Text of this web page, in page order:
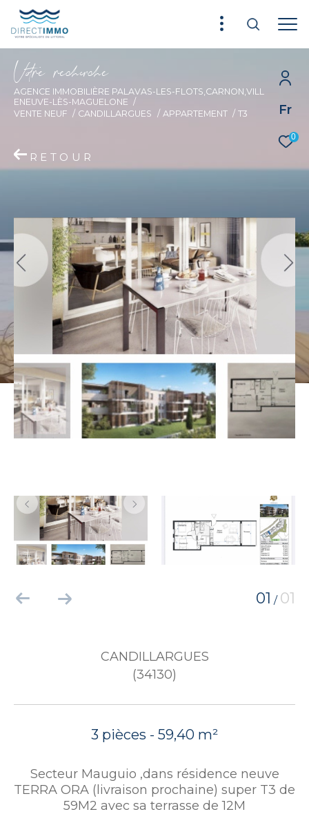
Fr
0
Vore recece
AGENCE IMMOBILIÈRE PALAVAS-LES-FLOTS,CARNON,VILL
ENEUVE-LÈS-MAGUELONE
VENTE NEUF
CANDILLARGUES APPARTEMENT T3
RETOUR
01 / 01
CANDILLARGUES
(34130)
3 pièces - 59,40 m²
Secteur Mauguio ,dans résidence neuve
TERRA ORA (livraison prochaine) super T3 de
59M2 avec sa terrasse de 12M